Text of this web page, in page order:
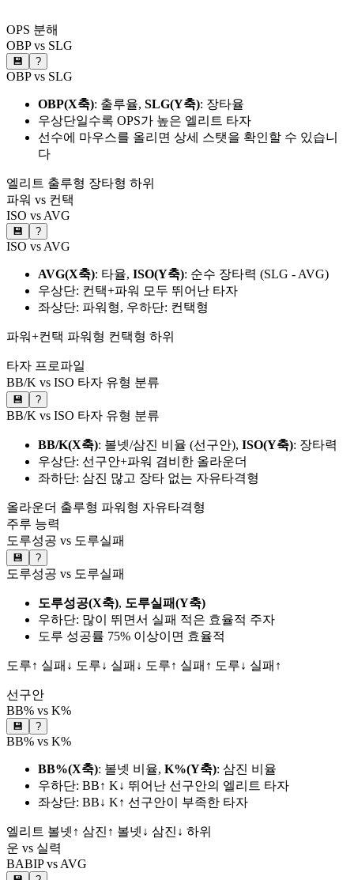
OPS 분해
OBP vs SLG
💾 ?
OBP vs SLG
OBP(X축): 출루율, SLG(Y축): 장타율
우상단일수록 OPS가 높은 엘리트 타자
선수에 마우스를 올리면 상세 스탯을 확인할 수 있습니
다
엘리트 출루형 장타형 하위
파워 vs 컨택
ISO vs AVG
💾 ?
ISO vs AVG
AVG(X축): 타율, ISO(Y축): 순수 장타력 (SLG - AVG)
우상단: 컨택+파워 모두 뛰어난 타자
좌상단: 파워형, 우하단: 컨택형
파워+컨택 파워형 컨택형 하위
타자 프로파일
BB/K vs ISO 타자 유형 분류
💾 ?
BB/K vs ISO 타자 유형 분류
BB/K(X축): 볼넷/삼진 비율 (선구안), ISO(Y축): 장타력
우상단: 선구안+파워 겸비한 올라운더
좌하단: 삼진 많고 장타 없는 자유타격형
올라운더 출루형 파워형 자유타격형
주루 능력
도루성공 vs 도루실패
💾 ?
도루성공 vs 도루실패
도루성공(X축), 도루실패(Y축)
우하단: 많이 뛰면서 실패 적은 효율적 주자
도루 성공률 75% 이상이면 효율적
도루↑ 실패↓ 도루↓ 실패↓ 도루↑ 실패↑ 도루↓ 실패↑
선구안
BB% vs K%
💾 ?
BB% vs K%
BB%(X축): 볼넷 비율, K%(Y축): 삼진 비율
우하단: BB↑ K↓ 뛰어난 선구안의 엘리트 타자
좌상단: BB↓ K↑ 선구안이 부족한 타자
엘리트 볼넷↑ 삼진↑ 볼넷↓ 삼진↓ 하위
운 vs 실력
BABIP vs AVG